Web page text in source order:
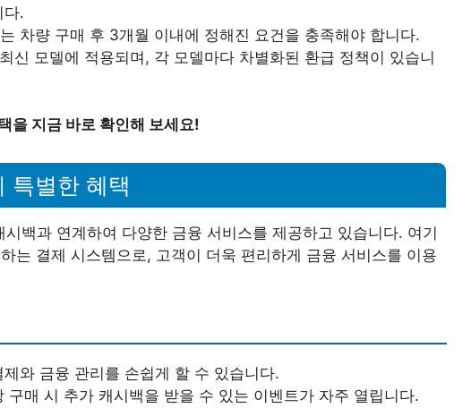
다.
차량 구매 후 3개월 이내에 정해진 요건을 충족해야 합니다.
신 모델에 적용되며, 각 모델마다 차별화된 환급 정책이 있습니
을 지금 바로 확인해 보세요!
특별한 혜택
백과 연계하여 다양한 금융 서비스를 제공하고 있습니다. 여기
하는 결제 시스템으로, 고객이 더욱 편리하게 금융 서비스를 이용
와 금융 관리를 손쉽게 할 수 있습니다.
구매 시 추가 캐시백을 받을 수 있는 이벤트가 자주 열립니다.